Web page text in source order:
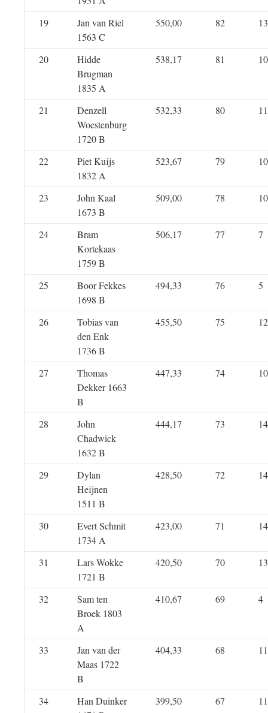
19
Jan van Riel
1563 C
550,00 82 13
20
Hidde
Brugman
1835 A
538,17 81 10
21
Denzell
Woestenburg
1720 B
532,33 80 11
22
Piet Kuijs
1832 A
523,67 79 10
23
John Kaal
1673 B
509,00 78 10
24
Bram
Kortekaas
1759 B
506,17 77 7
25
Boor Fekkes
1698 B
494,33 76 5
26
Tobias van
den Enk
1736 B
455,50 75 12
27
Thomas
Dekker 1663
B
447,33 74 10
28
John
Chadwick
1632 B
444,17 73 14
29
Dylan
Heijnen
1511 B
428,50 72 14
30
Evert Schmit
1734 A
423,00 71 14
31
Lars Wokke
1721 B
420,50 70 13
32
Sam ten
Broek 1803
A
410,67 69 4
33
Jan van der
Maas 1722
B
404,33 68 11
34
Han Duinker
399,50 67 11